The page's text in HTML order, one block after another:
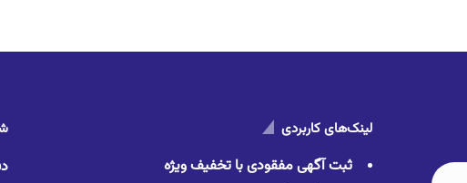
لینک‌های کاربردی
ثبت آگهی مفقودی با تخفیف ویژه